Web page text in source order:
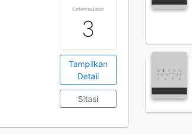
Ketersediaan
3
Tampilkan
Detail
Sitasi